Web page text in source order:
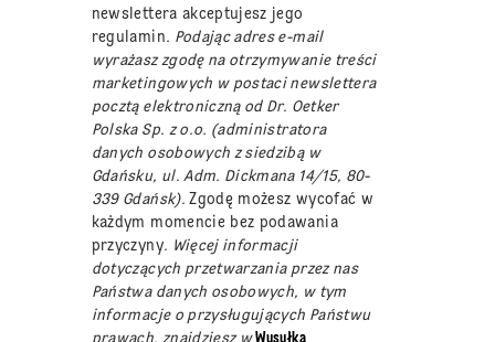
newslettera akceptujesz jego
regulamin. Podając adres e-mail
wyrażasz zgodę na otrzymywanie treści
marketingowych w postaci newslettera
pocztą elektroniczną od Dr. Oetker
Polska Sp. z o.o. (administratora
danych osobowych z siedzibą w
Gdańsku, ul. Adm. Dickmana 14/15, 80-
339 Gdańsk).Zgodę możesz wycofać w
każdym momencie bez podawania
przyczyny. Więcej informacji
dotyczących przetwarzania przez nas
Państwa danych osobowych, w tym
informacje o przysługujących Państwu
prawach, znajdziesz wWysyłka